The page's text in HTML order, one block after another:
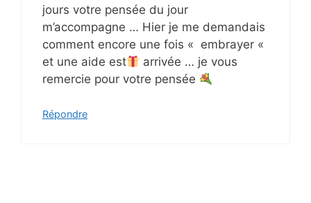
jours votre pensée du jour
m’accompagne … Hier je me demandais
comment encore une fois « embrayer «
et une aide est
arrivée … je vous
remercie pour votre pensée
Répondre